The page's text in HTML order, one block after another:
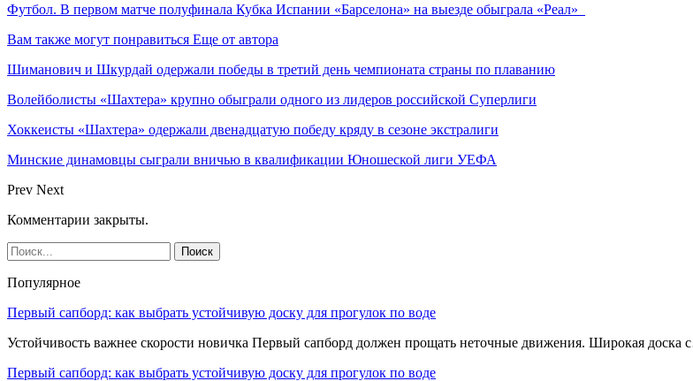
Футбол. В первом матче полуфинала Кубка Испании «Барселона» на выезде обыграла «Реал»
Вам также могут понравиться Еще от автора
Шиманович и Шкурдай одержали победы в третий день чемпионата страны по плаванию
Волейболисты «Шахтера» крупно обыграли одного из лидеров российской Суперлиги
Хоккеисты «Шахтера» одержали двенадцатую победу кряду в сезоне экстралиги
Минские динамовцы сыграли вничью в квалификации Юношеской лиги УЕФА
Prev Next
Комментарии закрыты.
Популярное
Первый сапборд: как выбрать устойчивую доску для прогулок по воде
Устойчивость важнее скорости новичка Первый сапборд должен прощать неточные движения. Широкая доска
Первый сапборд: как выбрать устойчивую доску для прогулок по воде